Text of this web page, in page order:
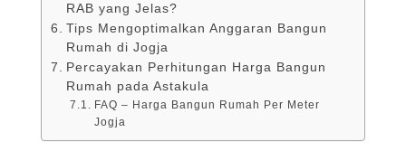
RAB yang Jelas?
Tips Mengoptimalkan Anggaran Bangun
Rumah di Jogja
Percayakan Perhitungan Harga Bangun
Rumah pada Astakula
FAQ – Harga Bangun Rumah Per Meter
Jogja